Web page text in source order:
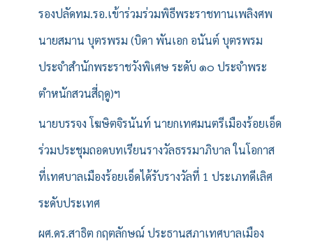
รองปลัดทม.รอ.เข้าร่วมร่วมพิธีพระราชทานเพลิงศพ
นายสมาน บุตรพรม (บิดา พันเอก อนันต์ บุตรพรม
ประจำสำนักพระราชวังพิเศษ ระดับ ๑๐ ประจำพระ
ตำหนักสวนสี่ฤดู)ฯ
นายบรรจง โฆษิตจิรนันท์ นายกเทศมนตรีเมืองร้อยเอ็ด
ร่วมประชุมถอดบทเรียนรางวัลธรรมาภิบาล ในโอกาส
ที่เทศบาลเมืองร้อยเอ็ดได้รับรางวัลที่ 1 ประเภทดีเลิศ
ระดับประเทศ
ผศ.ดร.สาธิต กฤตลักษณ์ ประธานสภาเทศบาลเมือง